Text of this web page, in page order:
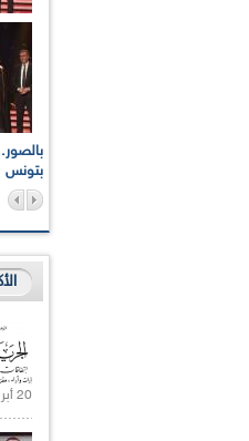
بتونس
20 أبريل 2021 |